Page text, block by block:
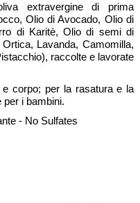
extravergine di prima
Olio di Avocado, Olio di
di Karitè, Olio di semi di
Lavanda, Camomilla,
raccolte e lavorate
corpo; per la rasatura e la
per i bambini.
- No Sulfates